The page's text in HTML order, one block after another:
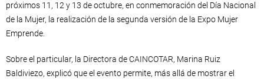
próximos 11, 12 y 13 de octubre, en conmemoración del Día Nacional
de la Mujer, la realización de la segunda versión de la Expo Mujer
Emprende.
Sobre el particular, la Directora de CAINCOTAR, Marina Ruiz
Baldiviezo, explicó que el evento permite, más allá de mostrar el